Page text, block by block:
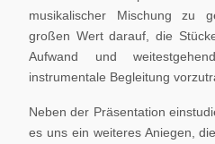
musikalischer Mischung zu
großen Wert darauf, die
Aufwand und
instrumentale Begleitung
Neben der Präsentation
es uns ein weiteres Aniegen,